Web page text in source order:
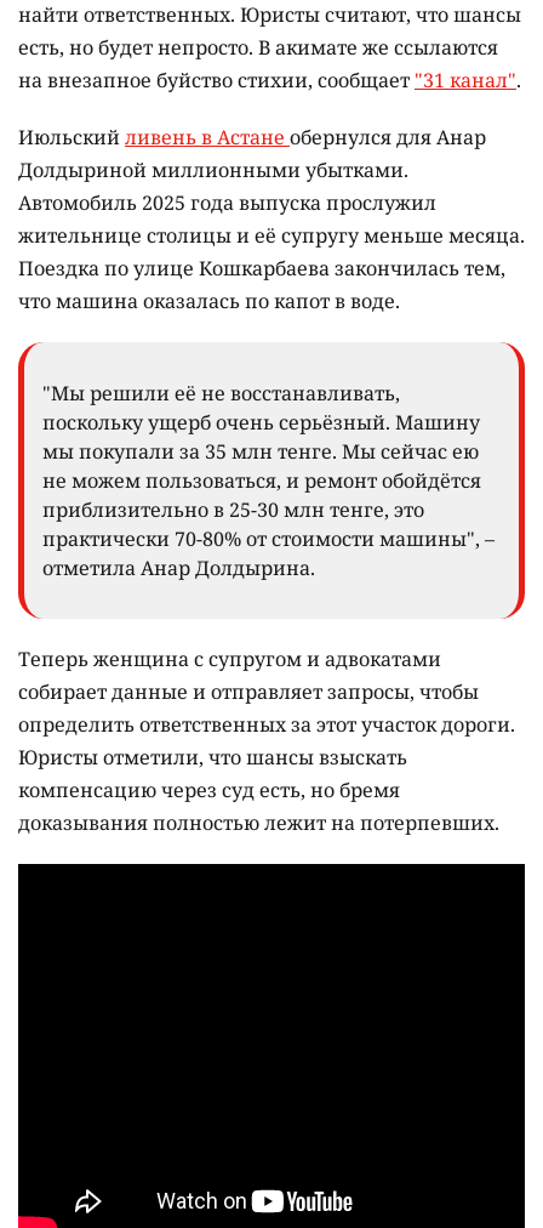
найти ответственных. Юристы считают, что шансы
есть, но будет непросто. В акимате же ссылаются
на внезапное буйство стихии, сообщает "31 канал".
Июльскийливень в Астане обернулся для Анар
Долдыриной миллионными убытками.
Автомобиль 2025 года выпуска прослужил
жительнице столицы и её супругу меньше месяца.
Поездка по улице Кошкарбаева закончилась тем,
что машина оказалась по капот в воде.
"Мы решили её не восстанавливать,
поскольку ущерб очень серьёзный. Машину
мы покупали за 35 млн тенге. Мы сейчас ею
не можем пользоваться, и ремонт обойдётся
приблизительно в 25-30 млн тенге, это
практически 70-80% от стоимости машины", –
отметила Анар Долдырина.
Теперь женщина с супругом и адвокатами
собирает данные и отправляет запросы, чтобы
определить ответственных за этот участок дороги.
Юристы отметили, что шансы взыскать
компенсацию через суд есть, но бремя
доказывания полностью лежит на потерпевших.